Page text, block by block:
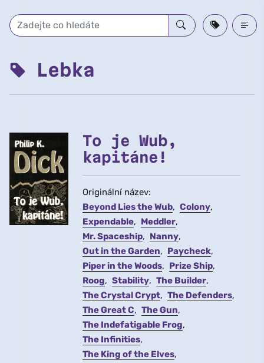
Lebka
To je Wub,
kapitáne!
Originální název:
Beyond Lies the Wub
Colony
Expendable
Meddler
Mr. Spaceship
Nanny
Out in the Garden
Paycheck
Piper in the Woods
Prize Ship
Roog
Stability
The Builder
The Crystal Crypt
The Defenders
The Great C
The Gun
The Indefatigable Frog
The Infinities
The King of the Elves